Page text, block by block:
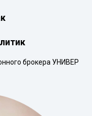
брокера УНИВЕР